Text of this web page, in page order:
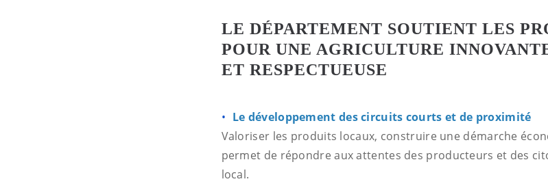
LE DÉPARTEMENT SOUTIENT LES
POUR UNE AGRICULTURE
ET RESPECTUEUSE
Le développement des circuits courts et de proximité
Valoriser les produits locaux, construire une démarche
permet de répondre aux attentes des producteurs et des
local.